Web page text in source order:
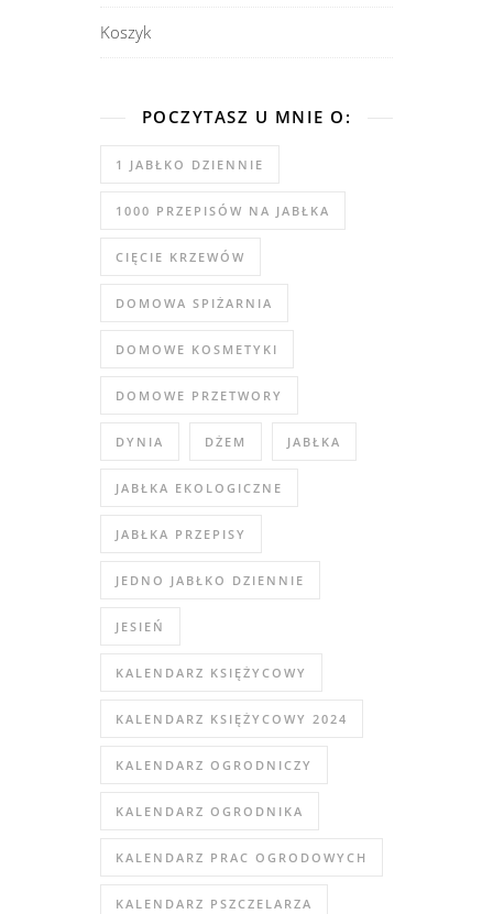
Koszyk
POCZYTASZ U MNIE O:
1 JABŁKO DZIENNIE
1000 PRZEPISÓW NA JABŁKA
CIĘCIE KRZEWÓW
DOMOWA SPIŻARNIA
DOMOWE KOSMETYKI
DOMOWE PRZETWORY
DYNIA DŻEM JABŁKA
JABŁKA EKOLOGICZNE
JABŁKA PRZEPISY
JEDNO JABŁKO DZIENNIE
JESIEŃ
KALENDARZ KSIĘŻYCOWY
KALENDARZ KSIĘŻYCOWY 2024
KALENDARZ OGRODNICZY
KALENDARZ OGRODNIKA
KALENDARZ PRAC OGRODOWYCH
KALENDARZ PSZCZELARZA